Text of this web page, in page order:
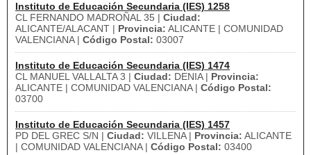
Instituto de Educación Secundaria (IES) 1258
CL FERNANDO MADROÑAL 35 | Ciudad:
ALICANTE/ALACANT | Provincia: ALICANTE | COMUNIDAD
VALENCIANA | Código Postal: 03007
Instituto de Educación Secundaria (IES) 1474
CL MANUEL VALLALTA 3 | Ciudad: DENIA | Provincia:
ALICANTE | COMUNIDAD VALENCIANA | Código Postal:
03700
Instituto de Educación Secundaria (IES) 1457
PD DEL GREC S/N | Ciudad: VILLENA | Provincia: ALICANTE
| COMUNIDAD VALENCIANA | Código Postal: 03400